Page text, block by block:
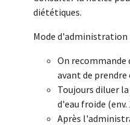
diététiques.
Mode d'administration
On recommande
avant de prendre
Toujours diluer
d'eau froide (env.
Après